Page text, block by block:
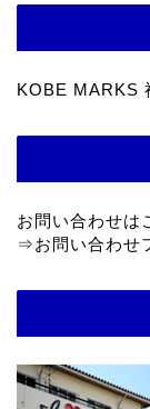
KOBE MARKS
お問い合わせは
⇒お問い合わせ